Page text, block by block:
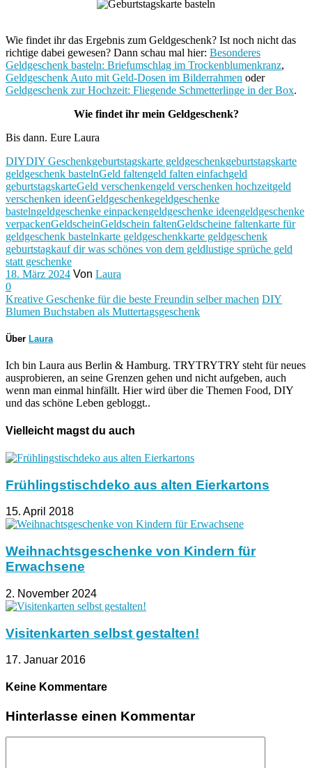
Wie findet ihr das Ergebnis zum Geldgeschenk? Ist noch nicht das
richtige dabei gewesen? Dann schau mal hier: Besonderes
Geldgeschenk basteln: Briefumschlag im Trockenblumenkranz,
Geldgeschenk Auto mit Geld-Dosen im Bilderrahmen oder
Geldgeschenk zur Hochzeit: Fliegende Schmetterlinge in der Box.
Wie findet ihr mein Geldgeschenk?
Bis dann. Eure Laura
DIYDIY Geschenkgeburtstagskarte geldgeschenkgeburtstagskarte
geldgeschenk bastelnGeld faltengeld falten einfachgeld
geburtstagskarteGeld verschenkengeld verschenken hochzeitgeld
verschenken ideenGeldgeschenkegeldgeschenke
bastelngeldgeschenke einpackengeldgeschenke ideengeldgeschenke
verpackenGeldscheinGeldschein faltenGeldscheine faltenkarte für
geldgeschenk bastelnkarte geldgeschenkkarte geldgeschenk
geburtstagkauf dir was schönes von dem geldlustige sprüche geld
statt geschenke
18. März 2024 Von Laura
0
Kreative Geschenke für die beste Freundin selber machen DIY
Blumen Buchstaben als Muttertagsgeschenk
Über Laura
Ich bin Laura aus Berlin & Hamburg. TRYTRYTRY steht für neues
ausprobieren, an seine Grenzen gehen und nicht aufgeben, auch
wenn man einmal hinfällt. Hier wird über die Themen Food, DIY
und das schöne Leben gebloggt..
Vielleicht magst du auch
Frühlingstischdeko aus alten Eierkartons
15. April 2018
Weihnachtsgeschenke von Kindern für
Erwachsene
2. November 2024
Visitenkarten selbst gestalten!
17. Januar 2016
Keine Kommentare
Hinterlasse einen Kommentar